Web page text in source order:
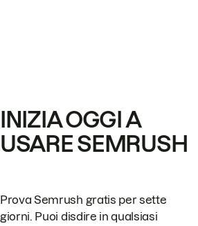
INIZIA OGGI A
USARE SEMRUSH
Prova Semrush gratis per sette
giorni. Puoi disdire in qualsiasi